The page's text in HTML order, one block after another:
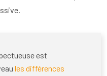
est
les différences